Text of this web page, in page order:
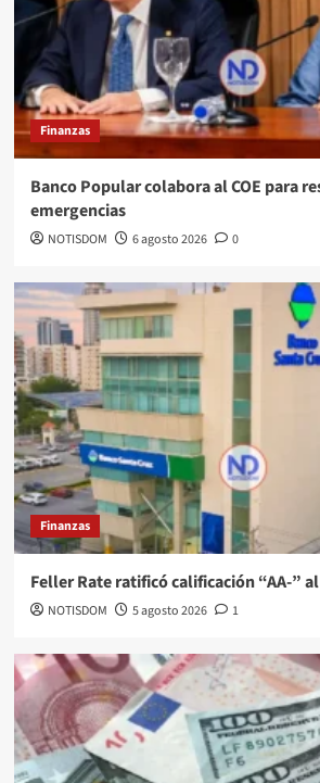
Finanzas
Banco Popular colabora al COE para
emergencias
NOTISDOM 6 agosto 2026 0
Finanzas
Feller Rate ratificó calificación “AA-”
NOTISDOM 5 agosto 2026 1